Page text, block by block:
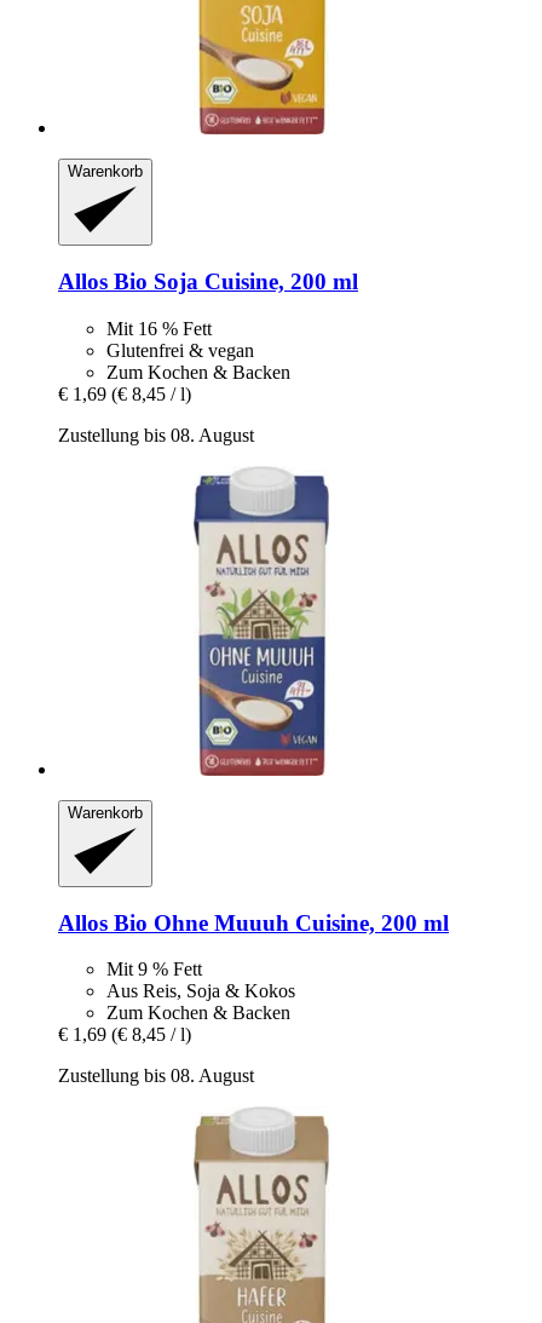
Warenkorb
Allos Bio Soja Cuisine, 200 ml
Mit 16 % Fett
Glutenfrei & vegan
Zum Kochen & Backen
€ 1,69 (€ 8,45 / l)
Zustellung bis 08. August
Warenkorb
Allos Bio Ohne Muuuh Cuisine, 200 ml
Mit 9 % Fett
Aus Reis, Soja & Kokos
Zum Kochen & Backen
€ 1,69 (€ 8,45 / l)
Zustellung bis 08. August